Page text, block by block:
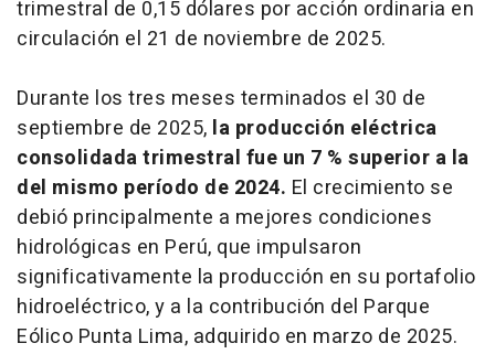
trimestral de 0,15 dólares por acción ordinaria en
circulación el 21 de noviembre de 2025.
Durante los tres meses terminados el 30 de
septiembre de 2025, la producción eléctrica
consolidada trimestral fue un 7 % superior a la
del mismo período de 2024. El crecimiento se
debió principalmente a mejores condiciones
hidrológicas en Perú, que impulsaron
significativamente la producción en su portafolio
hidroeléctrico, y a la contribución del Parque
Eólico Punta Lima, adquirido en marzo de 2025.